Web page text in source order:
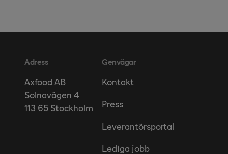
Adress
Axfood AB
Solnavägen 4
113 65 Stockholm
Genvägar
Kontakt
Press
Leverantörsportal
Lediga jobb